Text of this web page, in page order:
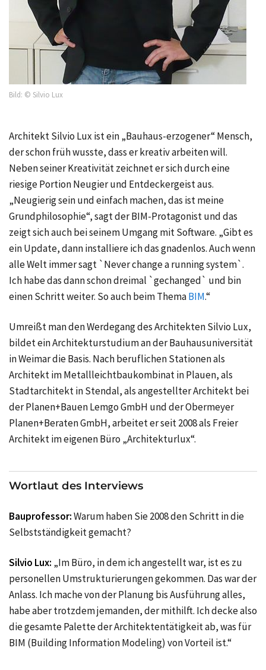
Bild: © Silvio Lux
Architekt Silvio Lux ist ein „Bauhaus-erzogener“ Mensch,
der schon früh wusste, dass er kreativ arbeiten will.
Neben seiner Kreativität zeichnet er sich durch eine
riesige Portion Neugier und Entdeckergeist aus.
„Neugierig sein und einfach machen, das ist meine
Grundphilosophie“, sagt der BIM-Protagonist und das
zeigt sich auch bei seinem Umgang mit Software. „Gibt es
ein Update, dann installiere ich das gnadenlos. Auch wenn
alle Welt immer sagt `Never change a running system`.
Ich habe das dann schon dreimal `gechanged` und bin
einen Schritt weiter. So auch beim ThemaBIM.“
Umreißt man den Werdegang des Architekten Silvio Lux,
bildet ein Architekturstudium an der Bauhausuniversität
in Weimar die Basis. Nach beruflichen Stationen als
Architekt im Metallleichtbaukombinat in Plauen, als
Stadtarchitekt in Stendal, als angestellter Architekt bei
der Planen+Bauen Lemgo GmbH und der Obermeyer
Planen+Beraten GmbH, arbeitet er seit 2008 als Freier
Architekt im eigenen Büro „Architekturlux“.
Wortlaut des Interviews
Bauprofessor:Warum haben Sie 2008 den Schritt in die
Selbstständigkeit gemacht?
Silvio Lux: „Im Büro, in dem ich angestellt war, ist es zu
personellen Umstrukturierungen gekommen. Das war der
Anlass. Ich mache von der Planung bis Ausführung alles,
habe aber trotzdem jemanden, der mithilft. Ich decke also
die gesamte Palette der Architektentätigkeit ab, was für
BIM (Building Information Modeling) von Vorteil ist.“